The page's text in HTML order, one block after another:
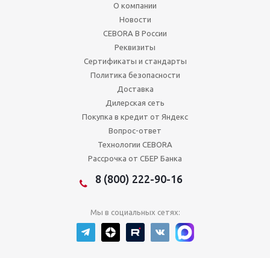
О компании
Новости
CEBORA В России
Реквизиты
Сертификаты и стандарты
Политика безопасности
Доставка
Дилерская сеть
Покупка в кредит от Яндекс
Вопрос-ответ
Технологии CEBORA
Рассрочка от СБЕР Банка
8 (800) 222-90-16
Мы в социальных сетях: